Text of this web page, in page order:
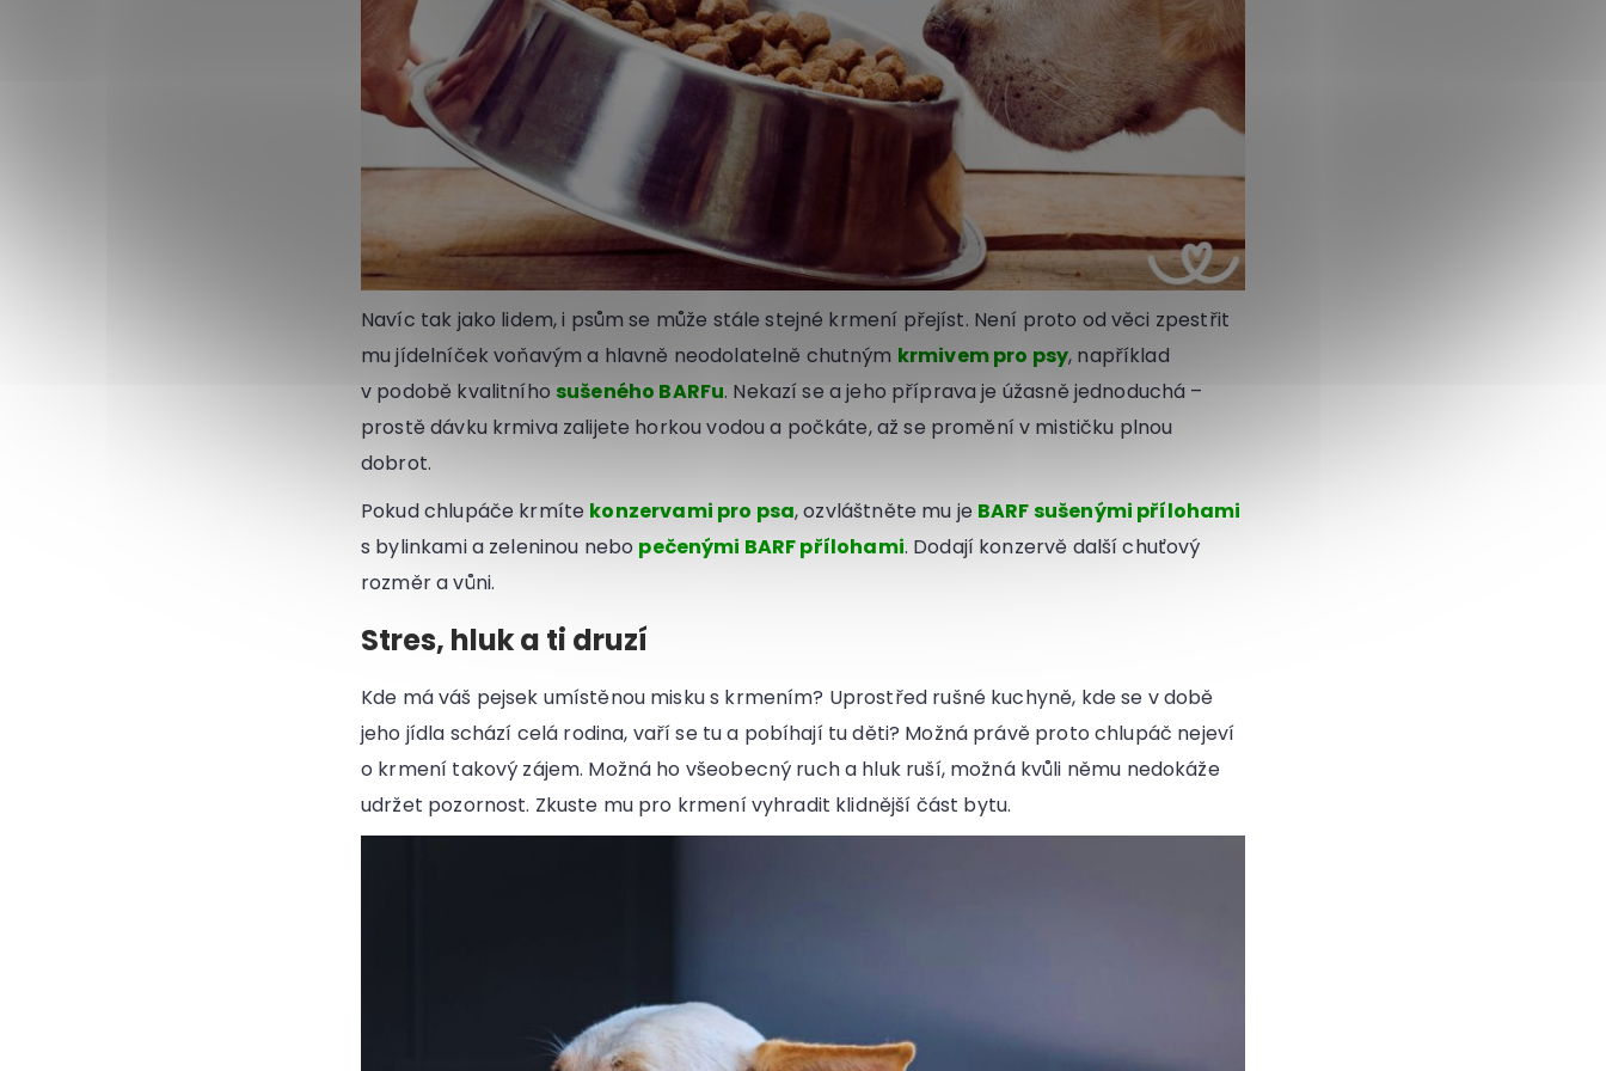
Navíc tak jako lidem, i psům se může stále stejné krmení přejíst. Není proto od věci zpestřit
mu jídelníček voňavým a hlavně neodolatelně chutným krmivem pro psy, například
v podobě kvalitního sušeného BARFu. Nekazí se a jeho příprava je úžasně jednoduchá –
prostě dávku krmiva zalijete horkou vodou a počkáte, až se promění v mističku plnou
dobrot.
Pokud chlupáče krmíte konzervami pro psa, ozvláštněte mu je BARF sušenými přílohami
s bylinkami a zeleninou nebo pečenými BARF přílohami. Dodají konzervě další chuťový
rozměr a vůni.
Stres, hluk a ti druzí
Kde má váš pejsek umístěnou misku s krmením? Uprostřed rušné kuchyně, kde se v době
jeho jídla schází celá rodina, vaří se tu a pobíhají tu děti? Možná právě proto chlupáč nejeví
o krmení takový zájem. Možná ho všeobecný ruch a hluk ruší, možná kvůli němu nedokáže
udržet pozornost. Zkuste mu pro krmení vyhradit klidnější část bytu.